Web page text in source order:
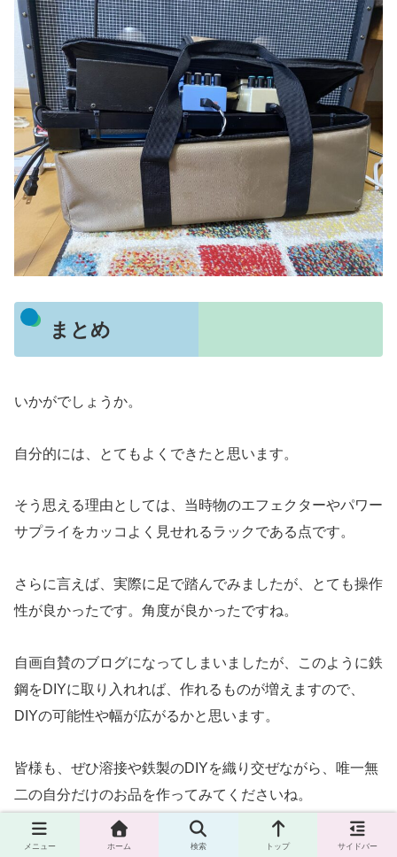
まとめ
いかがでしょうか。
自分的には、とてもよくできたと思います。
そう思える理由としては、当時物のエフェクターやパワー
サプライをカッコよく見せれるラックである点です。
さらに言えば、実際に足で踏んでみましたが、とても操作
性が良かったです。角度が良かったですね。
自画自賛のブログになってしまいましたが、このように鉄
鋼をDIYに取り入れれば、作れるものが増えますので、
DIYの可能性や幅が広がるかと思います。
皆様も、ぜひ溶接や鉄製のDIYを織り交ぜながら、唯一無
二の自分だけのお品を作ってみてくださいね。
それでは、最後までお読みいただき、ありがとうございま
メニュー ホーム 検索 トップ サイドバー